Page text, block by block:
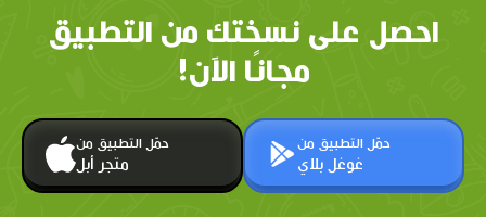
احصل على نسختك من التطبيق
مجانًا الآن!
حمّل التطبيق من
متجر أبل
حمّل التطبيق من
غوغل بلاي